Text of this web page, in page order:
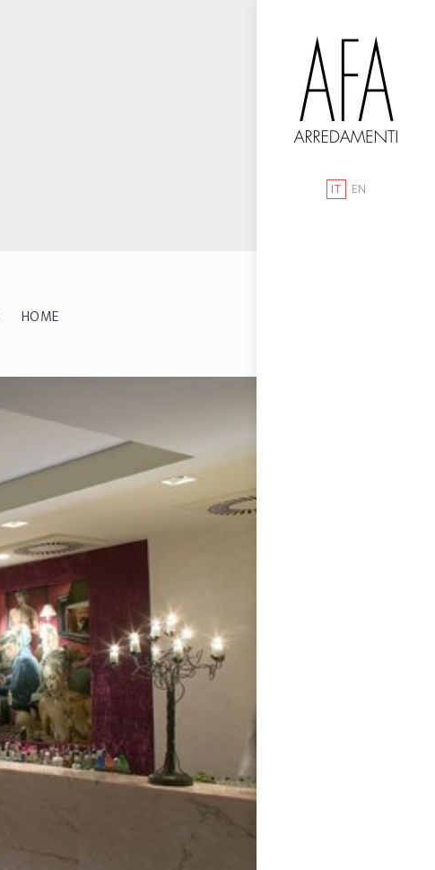
IT EN
HOME